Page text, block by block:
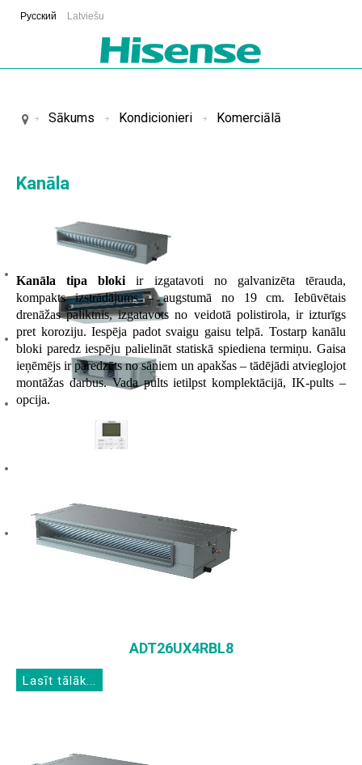
Русский Latviešu
Sākums Kondicionieri Komerciālā
Kanāla
Kanāla tipa bloki ir izgatavoti no galvanizēta tērauda,
kompakts izstrādājums – augstumā no 19 cm. Iebūvētais
drenāžas paliktnis, izgatavots no veidotā polistirola, ir izturīgs
pret koroziju. Iespēja padot svaigu gaisu telpā. Tostarp kanālu
bloki paredz iespēju palielināt statiskā spiediena termiņu. Gaisa
ieņēmējs ir paredzēts no sāniem un apakšas – tādējādi atvieglojot
montāžas darbus. Vada pults ietilpst komplektācijā, IK-pults –
opcija.
ADT26UX4RBL8
Lasīt tālāk...